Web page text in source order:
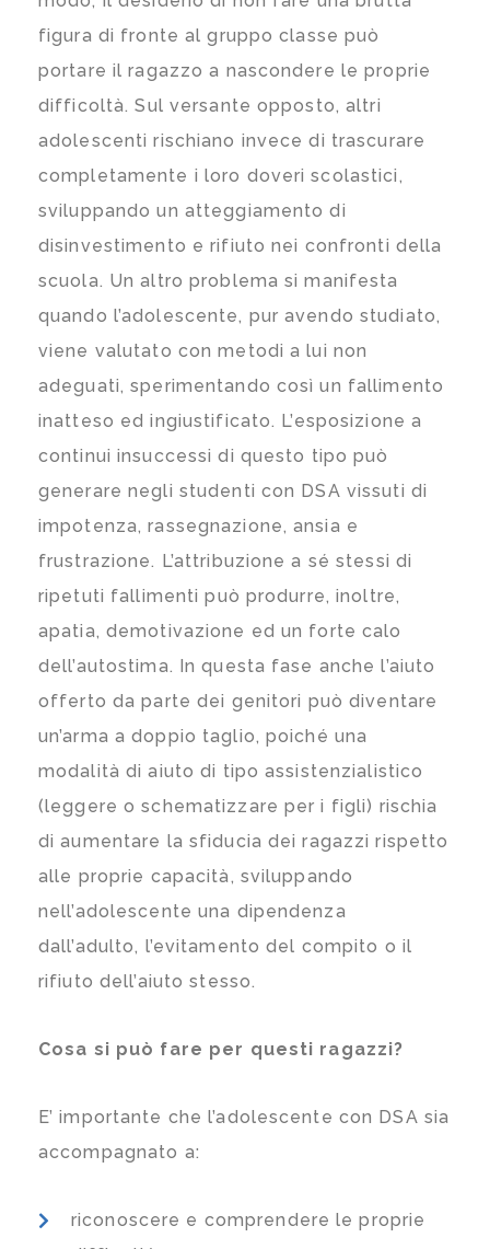
figura di fronte al gruppo classe può
portare il ragazzo a nascondere le proprie
difficoltà. Sul versante opposto, altri
adolescenti rischiano invece di trascurare
completamente i loro doveri scolastici,
sviluppando un atteggiamento di
disinvestimento e rifiuto nei confronti della
scuola. Un altro problema si manifesta
quando l’adolescente, pur avendo studiato,
viene valutato con metodi a lui non
adeguati, sperimentando così un fallimento
inatteso ed ingiustificato. L’esposizione a
continui insuccessi di questo tipo può
generare negli studenti con DSA vissuti di
impotenza, rassegnazione, ansia e
frustrazione. L’attribuzione a sé stessi di
ripetuti fallimenti può produrre, inoltre,
apatia, demotivazione ed un forte calo
dell’autostima. In questa fase anche l’aiuto
offerto da parte dei genitori può diventare
un’arma a doppio taglio, poiché una
modalità di aiuto di tipo assistenzialistico
(leggere o schematizzare per i figli) rischia
di aumentare la sfiducia dei ragazzi rispetto
alle proprie capacità, sviluppando
nell’adolescente una dipendenza
dall’adulto, l’evitamento del compito o il
rifiuto dell’aiuto stesso.
Cosa si può fare per questi ragazzi?
E’ importante che l’adolescente con DSA sia
accompagnato a:
riconoscere e comprendere le proprie